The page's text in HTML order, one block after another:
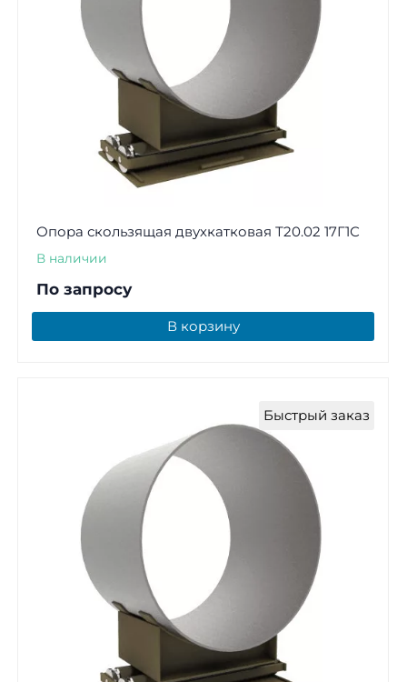
Опора скользящая двухкатковая Т20.02 17Г1С
В наличии
По запросу
В корзину
Быстрый заказ